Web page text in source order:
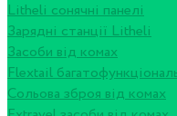
Litheli сонячні панелі
Зарядні станції Litheli
Засоби від комах
Flextail
Сольова зброя від комах